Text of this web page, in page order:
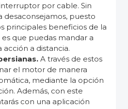
por cable. Sin
desaconsejamos, puesto
principales beneficios de la
que puedas mandar a
acción a distancia.
A través de estos
el motor de manera
mediante la opción
Además, con este
con una aplicación